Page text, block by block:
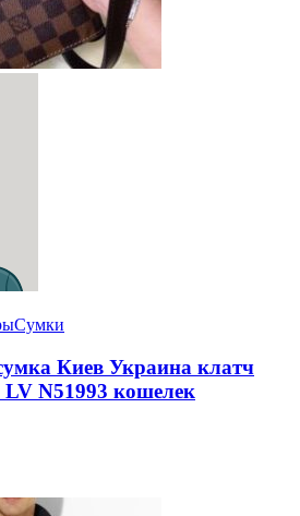
Сумки
Киев Украина клатч
LV N51993 кошелек